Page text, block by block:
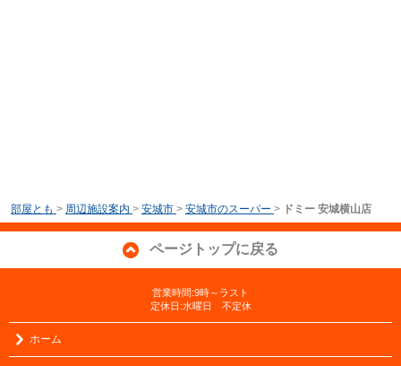
部屋とも > 周辺施設案内 > 安城市 > 安城市のスーパー > ドミー 安城横山店
ページトップに戻る
営業時間:9時～ラスト
定休日:水曜日 不定休
ホーム